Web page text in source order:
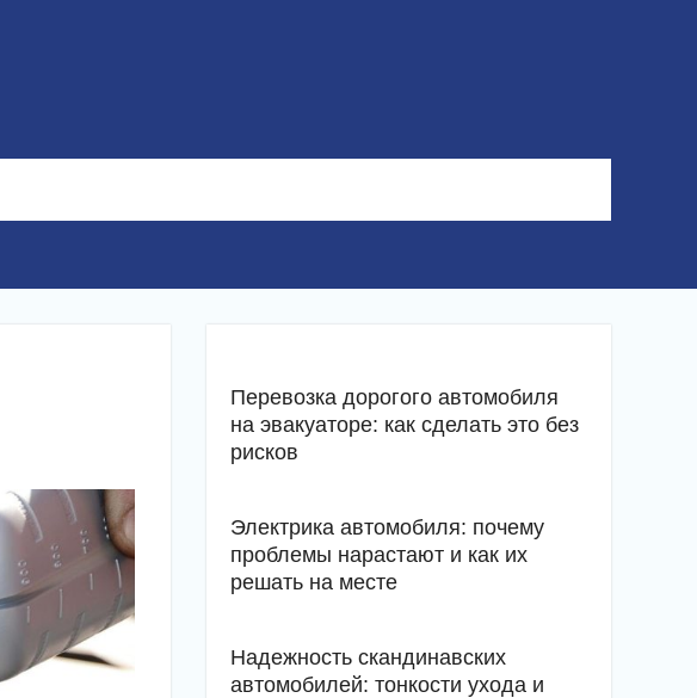
Перевозка дорогого автомобиля
на эвакуаторе: как сделать это без
рисков
Электрика автомобиля: почему
проблемы нарастают и как их
решать на месте
Надежность скандинавских
автомобилей: тонкости ухода и